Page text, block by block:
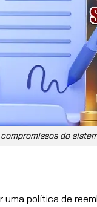
do
política de